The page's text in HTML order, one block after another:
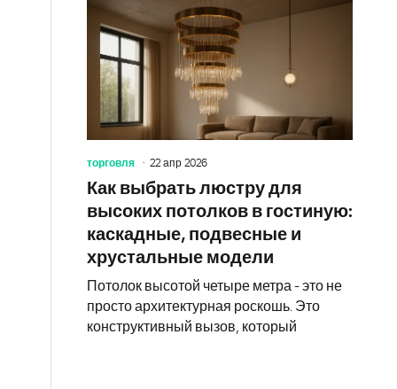
торговля 22 апр 2026
Как выбрать люстру для
высоких потолков в гостиную:
каскадные, подвесные и
хрустальные модели
Потолок высотой четыре метра - это не
просто архитектурная роскошь. Это
конструктивный вызов, который